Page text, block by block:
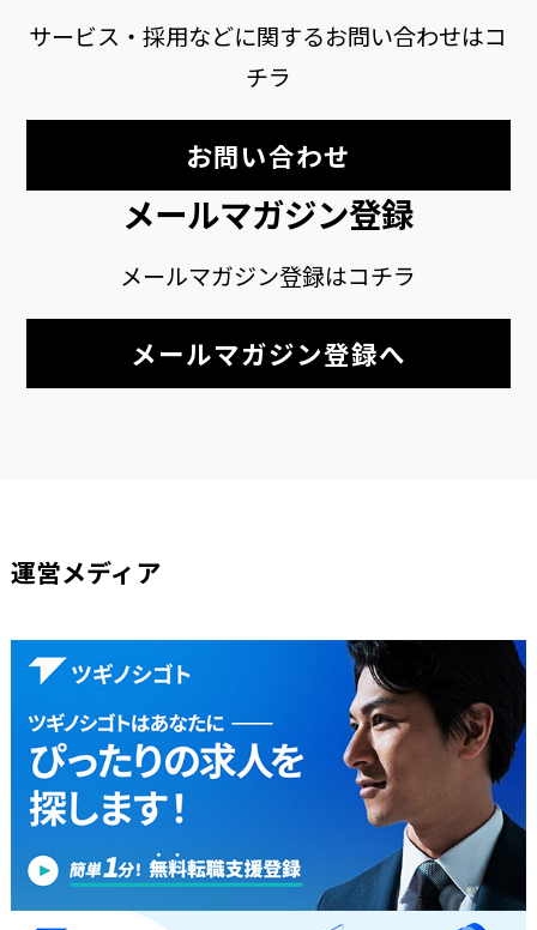
サービス・採用などに関するお問い合わせはコ
チラ
お問い合わせ
メールマガジン登録
メールマガジン登録はコチラ
メールマガジン登録へ
運営メディア